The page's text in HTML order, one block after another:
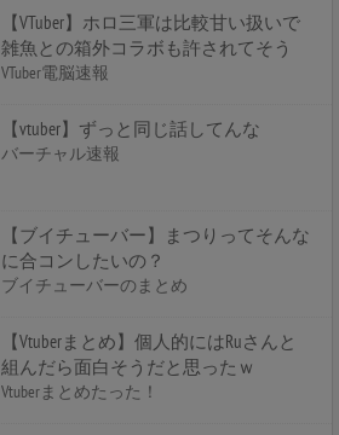
【VTuber】ホロ三軍は比較甘い扱いで
雑魚との箱外コラボも許されてそう
VTuber電脳速報
【vtuber】ずっと同じ話してんな
バーチャル速報
【ブイチューバー】まつりってそんな
に合コンしたいの？
ブイチューバーのまとめ
【Vtuberまとめ】個人的にはRuさんと
組んだら面白そうだと思ったｗ
Vtuberまとめたった！